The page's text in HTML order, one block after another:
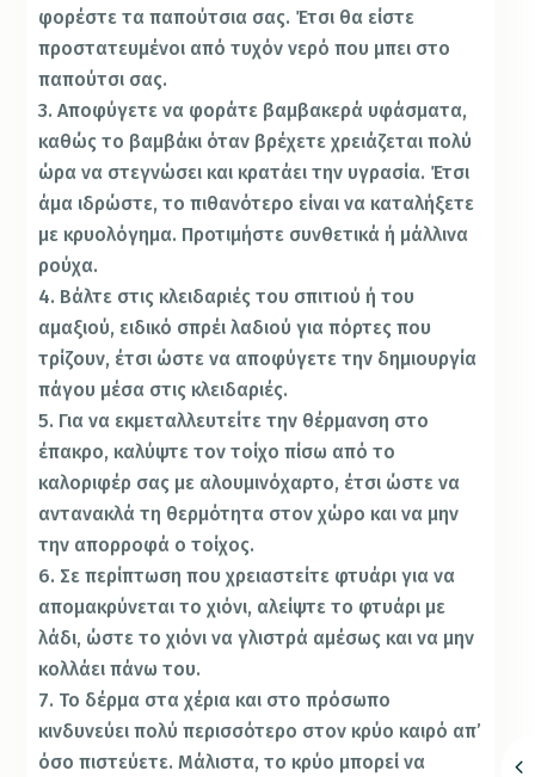
φορέστε τα παπούτσια σας. Έτσι θα είστε
προστατευμένοι από τυχόν νερό που μπει στο
παπούτσι σας.
3. Αποφύγετε να φοράτε βαμβακερά υφάσματα,
καθώς το βαμβάκι όταν βρέχετε χρειάζεται πολύ
ώρα να στεγνώσει και κρατάει την υγρασία. Έτσι
άμα ιδρώστε, το πιθανότερο είναι να καταλήξετε
με κρυολόγημα. Προτιμήστε συνθετικά ή μάλλινα
ρούχα.
4. Βάλτε στις κλειδαριές του σπιτιού ή του
αμαξιού, ειδικό σπρέι λαδιού για πόρτες που
τρίζουν, έτσι ώστε να αποφύγετε την δημιουργία
πάγου μέσα στις κλειδαριές.
5. Για να εκμεταλλευτείτε την θέρμανση στο
έπακρο, καλύψτε τον τοίχο πίσω από το
καλοριφέρ σας με αλουμινόχαρτο, έτσι ώστε να
αντανακλά τη θερμότητα στον χώρο και να μην
την απορροφά ο τοίχος.
6. Σε περίπτωση που χρειαστείτε φτυάρι για να
απομακρύνεται το χιόνι, αλείψτε το φτυάρι με
λάδι, ώστε το χιόνι να γλιστρά αμέσως και να μην
κολλάει πάνω του.
7. Το δέρμα στα χέρια και στο πρόσωπο
κινδυνεύει πολύ περισσότερο στον κρύο καιρό απ’
όσο πιστεύετε. Μάλιστα, το κρύο μπορεί να